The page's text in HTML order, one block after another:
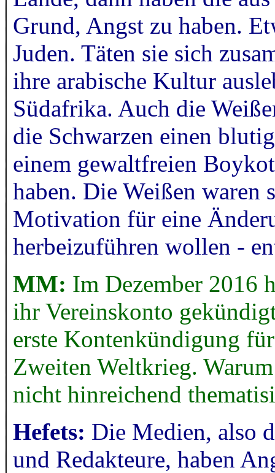
Grund, Angst zu haben.
Juden. Täten sie sich
ihre arabische Kultur
Südafrika. Auch die
die Schwarzen einen
einem gewaltfreien
haben. Die Weißen waren
Motivation für eine
herbeizuführen wollen -
MM: Im Dezember 2016
ihr Vereinskonto
erste Kontenkündigung
Zweiten Weltkrieg.
nicht hinreichend
Hefets: Die Medien, also
und Redakteure, haben